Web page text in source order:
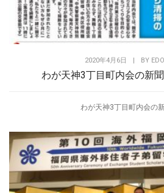
2020年4月6日 BY
わが天神3丁目町内会の新聞
わが天神3丁目町内会の